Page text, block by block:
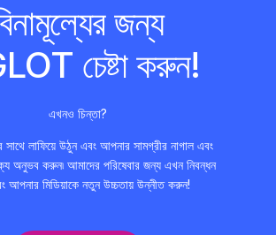
জন্য
চেষ্টা করুন!
এখনও চিন্তা?
লাফিয়ে উঠুন এবং আপনার সামগ্রীর নাগাল এবং
অনুভব করুন৷ আমাদের পরিষেবার জন্য এখন নিবন্ধন
আপনার মিডিয়াকে নতুন উচ্চতায় উন্নীত করুন!